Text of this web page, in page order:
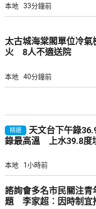
本地 33分鐘前
太古城海棠閣單位冷氣
火 8人不適送院
本地 40分鐘前
精選
天文台下午錄
錄最高溫 上水39.8度
本地 1小時前
諮詢會多名市民關注青
題 李家超︰因時制宜